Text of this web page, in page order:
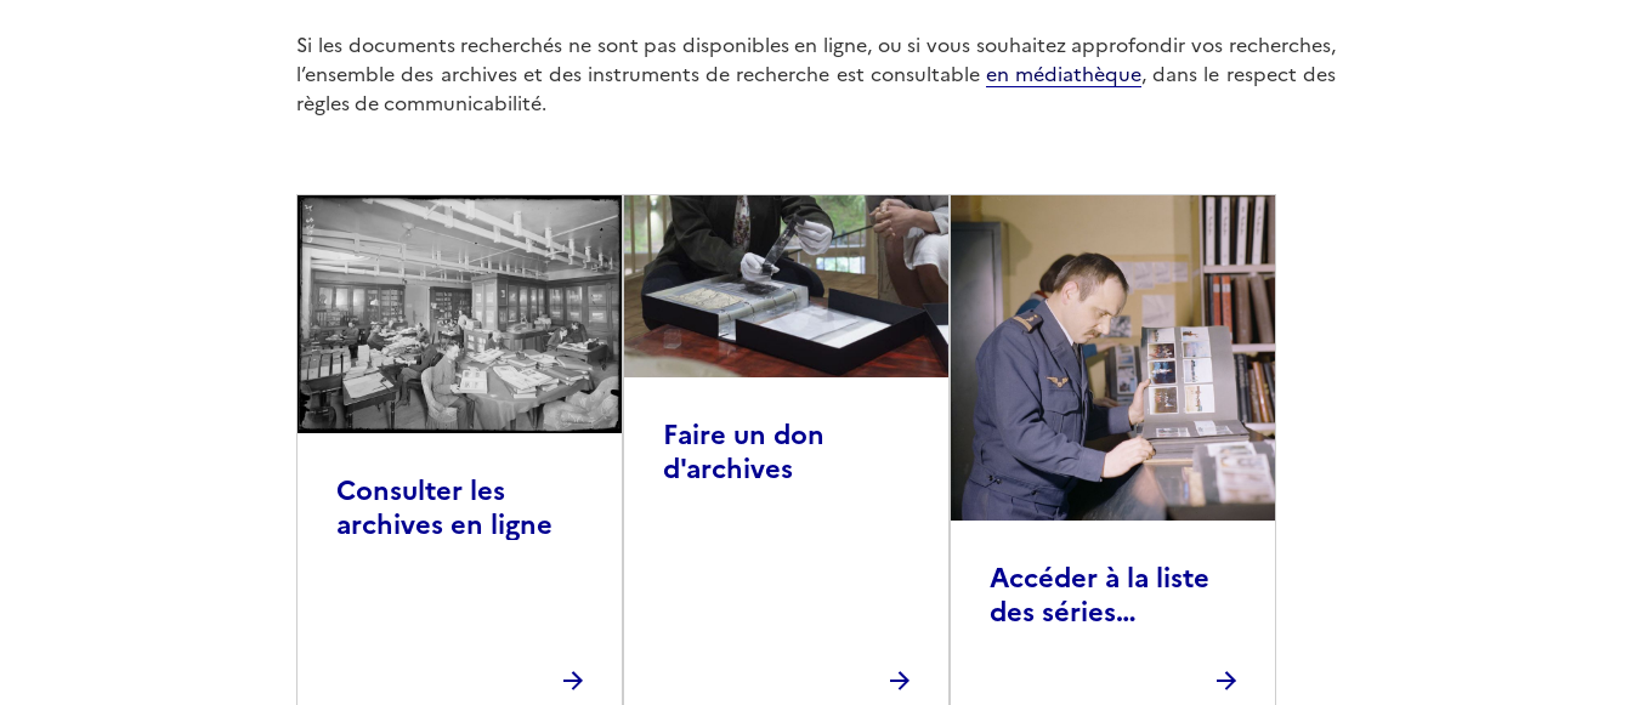
Si les documents recherchés ne sont pas disponibles en ligne, ou si vous souhaitez approfondir vos recherches,
l’ensemble des archives et des instruments de recherche est consultable en médiathèque, dans le respect des
règles de communicabilité.
Consulter les
archives en ligne
Faire un don
d'archives
Accéder à la liste
des séries